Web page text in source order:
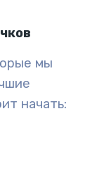
мы
начать: